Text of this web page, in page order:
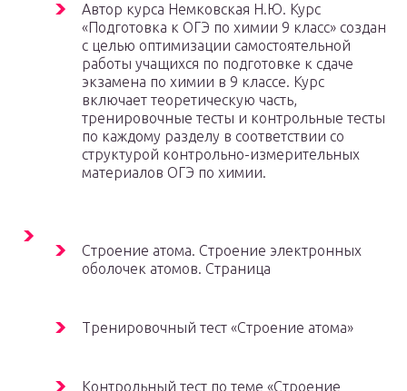
Автор курса Немковская Н.Ю. Курс
«Подготовка к ОГЭ по химии 9 класс» создан
с целью оптимизации самостоятельной
работы учащихся по подготовке к сдаче
экзамена по химии в 9 классе. Курс
включает теоретическую часть,
тренировочные тесты и контрольные тесты
по каждому разделу в соответствии со
структурой контрольно-измерительных
материалов ОГЭ по химии.
Строение атома. Строение электронных
оболочек атомов. Страница
Тренировочный тест «Строение атома»
Контрольный тест по теме «Строение